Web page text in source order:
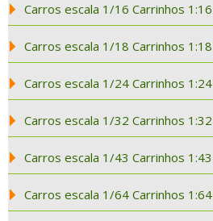
Carros escala 1/16 Carrinhos 1:16
Carros escala 1/18 Carrinhos 1:18
Carros escala 1/24 Carrinhos 1:24
Carros escala 1/32 Carrinhos 1:32
Carros escala 1/43 Carrinhos 1:43
Carros escala 1/64 Carrinhos 1:64